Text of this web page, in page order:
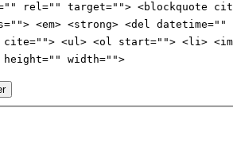
rel="" target=""> <blockquote
<em> <strong> <del
cite=""> <ul> <ol start=""> <li>
width="">